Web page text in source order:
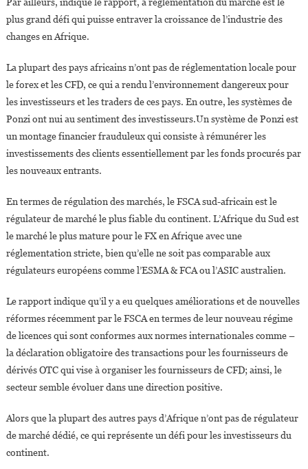
Par ailleurs, indique le rapport, a réglementation du marché est le
plus grand défi qui puisse entraver la croissance de l’industrie des
changes en Afrique.
La plupart des pays africains n’ont pas de réglementation locale pour
le forex et les CFD, ce qui a rendu l’environnement dangereux pour
les investisseurs et les traders de ces pays. En outre, les systèmes de
Ponzi ont nui au sentiment des investisseurs.Un système de Ponzi est
un montage financier frauduleux qui consiste à rémunérer les
investissements des clients essentiellement par les fonds procurés par
les nouveaux entrants.
En termes de régulation des marchés, le FSCA sud-africain est le
régulateur de marché le plus fiable du continent. L’Afrique du Sud est
le marché le plus mature pour le FX en Afrique avec une
réglementation stricte, bien qu’elle ne soit pas comparable aux
régulateurs européens comme l’ESMA & FCA ou l’ASIC australien.
Le rapport indique qu’il y a eu quelques améliorations et de nouvelles
réformes récemment par le FSCA en termes de leur nouveau régime
de licences qui sont conformes aux normes internationales comme –
la déclaration obligatoire des transactions pour les fournisseurs de
dérivés OTC qui vise à organiser les fournisseurs de CFD; ainsi, le
secteur semble évoluer dans une direction positive.
Alors que la plupart des autres pays d’Afrique n’ont pas de régulateur
de marché dédié, ce qui représente un défi pour les investisseurs du
continent.